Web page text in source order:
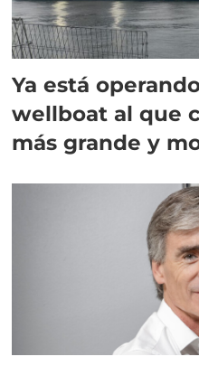
Ya está
wellboat al que
más grande y